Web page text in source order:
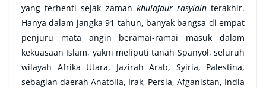
yang terhenti sejak zaman khulafaur rasyidinterakhir.
Hanya dalam jangka 91 tahun, banyak bangsa di empat
penjuru mata angin beramai-ramai masuk dalam
kekuasaan Islam, yakni meliputi tanah Spanyol, seluruh
wilayah Afrika Utara, Jazirah Arab, Syiria, Palestina,
sebagian daerah Anatolia, Irak, Persia, Afganistan, India